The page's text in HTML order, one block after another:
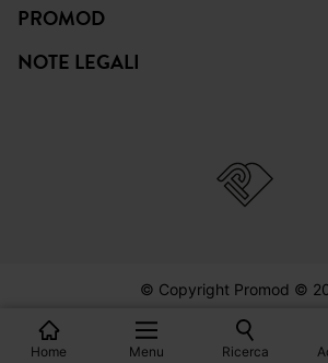
Home Menu Ricerca
© Copyright Promod ©